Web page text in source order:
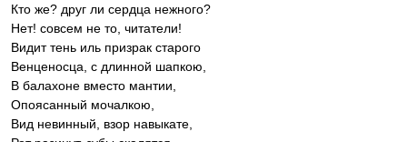
Кто же? друг ли сердца нежного?
Нет! совсем не то, читатели!
Видит тень иль призрак старого
Венценосца, с длинной шапкою,
В балахоне вместо мантии,
Опоясанный мочалкою,
Вид невинный, взор навыкате,